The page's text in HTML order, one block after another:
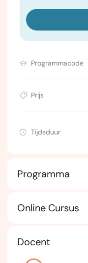
Programmacode
Prijs
Tijdsduur
Programma
Online Cursus
Docent